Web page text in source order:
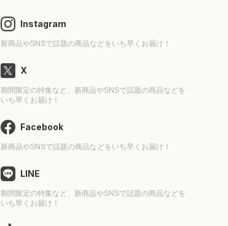
Instagram
新商品やSNSで話題の商品などをいち早くお届け！
X
期間限定の特集など、新商品やSNSで話題の商品などを
いち早くお届け！
Facebook
新商品やSNSで話題の商品などをいち早くお届け！
LINE
期間限定の特集など、新商品やSNSで話題の商品などを
いち早くお届け！